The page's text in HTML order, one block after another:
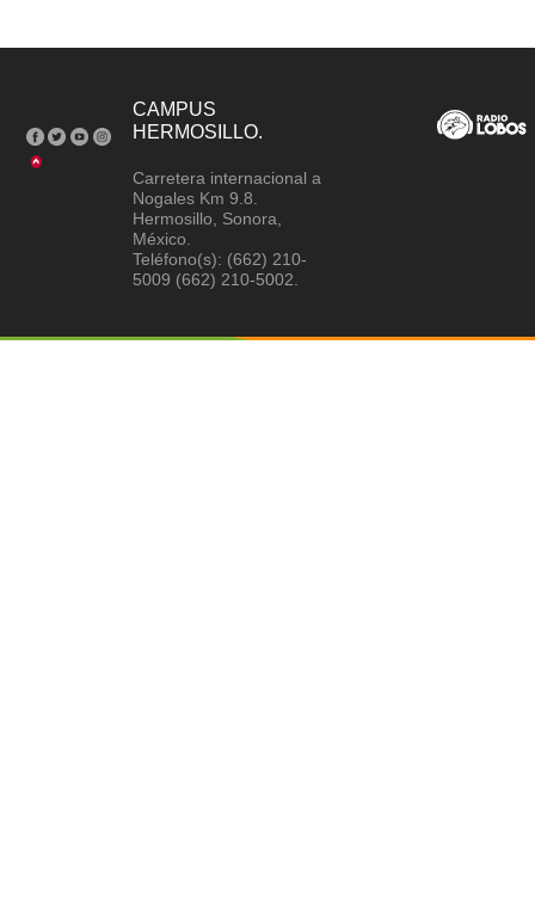
CAMPUS
HERMOSILLO.
Carretera internacional a
Nogales Km 9.8.
Hermosillo, Sonora,
México.
Teléfono(s): (662) 210-
5009 (662) 210-5002.